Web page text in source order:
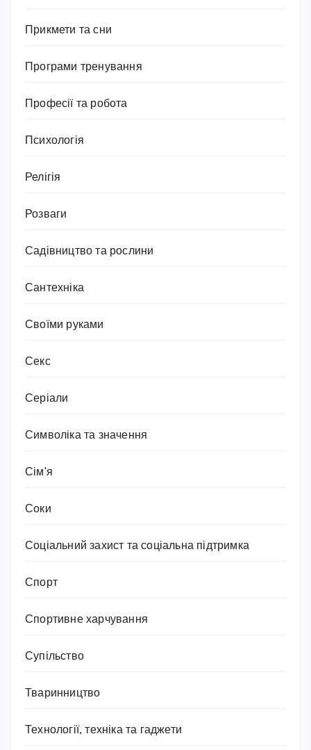
Прикмети та сни
Програми тренування
Професії та робота
Психологія
Релігія
Розваги
Садівництво та рослини
Сантехніка
Своїми руками
Секс
Серіали
Символіка та значення
Сім'я
Соки
Соціальний захист та соціальна підтримка
Спорт
Спортивне харчування
Супільство
Тваринництво
Технології, техніка та гаджети